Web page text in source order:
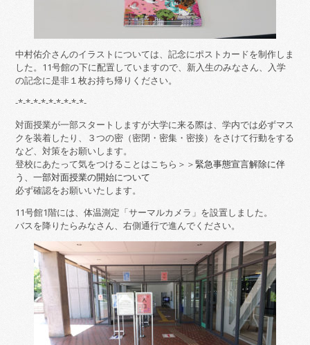
中村佑介さんのイラストについては、記念にポストカードを制作しま
した。11号館の下に配置していますので、新入生のみなさん、入学
の記念に是非１枚お持ち帰りください。
-*-*-*-*-*-*-*-*-*-
対面授業が一部スタートしますが大学に来る際は、学内では必ずマス
クを装着したり、３つの密（密閉・密集・密接）をさけて行動をする
など、対策をお願いします。
登校にあたって気をつけることはこちら＞＞緊急事態宣言解除に伴
う、一部対面授業の開始について
必ず確認をお願いいたします。
11号館1階には、体温測定「サーマルカメラ」を設置しました。
バスを降りたらみなさん、右側通行で進んでください。